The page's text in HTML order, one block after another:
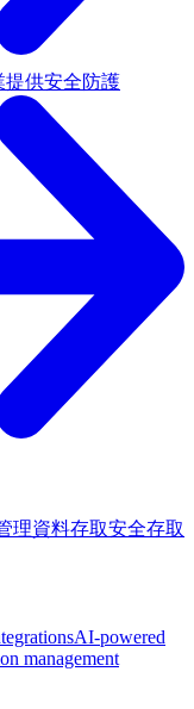
提供安全防護
理資料存取安全存取
AI-powered
management